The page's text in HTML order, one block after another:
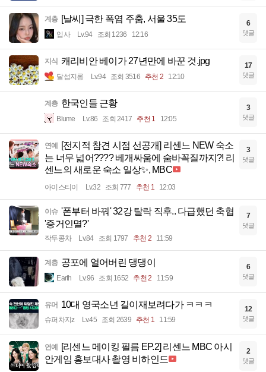
계층 [날씨] 극한 폭염 주춤, 서울 35도
입사 Lv.94 조회 1236 12:16
6
댓글
지식 캐리비안 베이가 27년만에 바꾼 것.jpg
달섭지롱 Lv.94 조회 3516 추천 2 12:10
17
댓글
계층 한국인들 근황
Blume Lv.86 조회 2417 추천 1 12:05
3
댓글
연예
[전지적 참견 시점 선공개] 리센느 NEW 숙소
는 너무 넓어???? 베개싸움에 숨바꼭질까지?! 리
센느의 새로운 숙소 일상✨, MBC
아이스티이 Lv.32 조회 777 추천 1 12:03
3
댓글
이슈 '폰부터 바꿔' 32강 탈락 직후.. 다급했던 축협
'증거인멸?'
작두콩차 Lv.84 조회 1797 추천 2 11:59
7
댓글
계층 공포에 얼어버린 댕댕이
Earth Lv.96 조회 1652 추천 2 11:59
6
댓글
유머 10대 영국소년 길이재보려다가 ㅋㅋㅋ
슈퍼차지z Lv.45 조회 2639 추천 1 11:59
12
댓글
연예
[리센느 메이킹 필름 EP.2] 리센느 MBC 아시
안게임 홍보대사 촬영 비하인드
2
댓글